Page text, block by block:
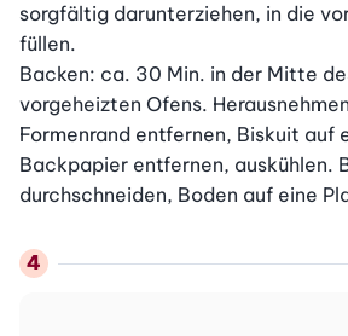
sorgfältig darunterziehen, in die
füllen.
Backen: ca. 30 Min. in der Mitte
vorgeheizten Ofens.
Formenrand entfernen, Biskuit auf
Backpapier entfernen, auskühlen.
durchschneiden, Boden auf eine